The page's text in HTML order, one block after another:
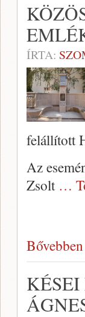
ÍRTA:
felállított
Az
Zsolt …
Bővebben